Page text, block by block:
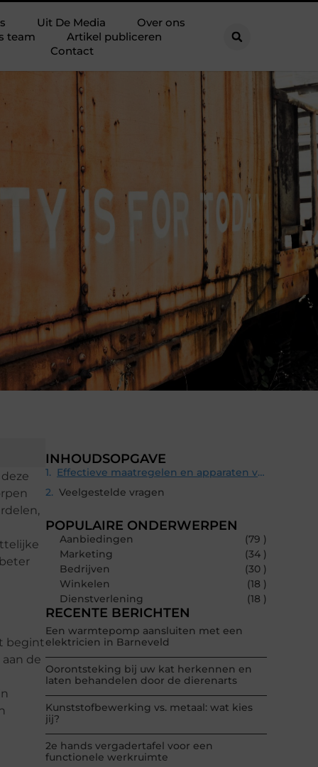
Uit De Media
Over ons
team
Artikel publiceren
Contact
begint
de
INHOUDSOPGAVE
Effectieve maatregelen en apparaten voor machineveiligheid
Veelgestelde vragen
POPULAIRE ONDERWERPEN
Aanbiedingen
(79 )
Marketing
(34 )
Bedrijven
(30 )
Winkelen
(18 )
Dienstverlening
(18 )
RECENTE BERICHTEN
Een warmtepomp aansluiten met een
elektricien in Barneveld
Oorontsteking bij uw kat herkennen en
laten behandelen door de dierenarts
Kunststofbewerking vs. metaal: wat kies
jij?
2e hands vergadertafel voor een
functionele werkruimte